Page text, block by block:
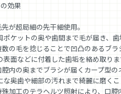
効果
先が超局細の先干細使用。
ポケットの奥や歯間まで毛が届き、
数の毛を捻じることで凹凸のあるブラ
表面などに付着した歯垢を絡め取りま
腔内の奥までブラシが届くカープ型の
な奥歯や細部の汚れまで綺麗に磨く
殊加工のテラヘルツ照射により、口